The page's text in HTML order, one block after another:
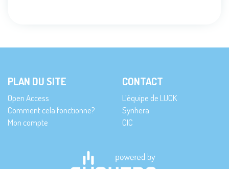
PLAN DU SITE
Open Access
Comment cela fonctionne?
Mon compte
CONTACT
L’équipe de LUCK
Synhera
CIC